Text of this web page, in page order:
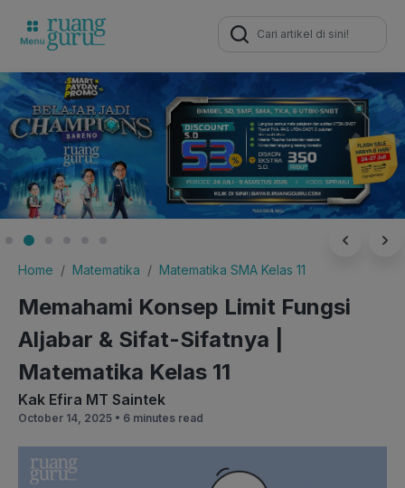
Search
for:
Home Matematika Matematika SMA Kelas 11
Memahami Konsep Limit Fungsi
Aljabar & Sifat-Sifatnya |
Matematika Kelas 11
Kak Efira MT Saintek
October 14, 2025 • 6 minutes read